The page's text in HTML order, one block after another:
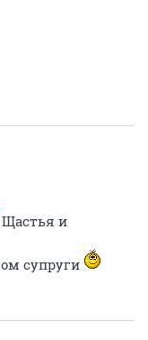
Щастья и
супруги